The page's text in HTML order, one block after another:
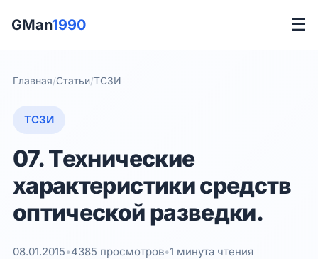
GMan1990 ☰
Главная/Статьи/ТСЗИ
ТСЗИ
07. Технические
характеристики средств
оптической разведки.
08.01.2015•4385 просмотров•1 минута чтения